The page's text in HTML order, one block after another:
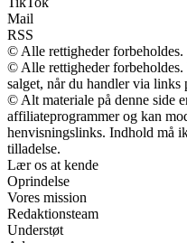
Mail
RSS
© Alle rettigheder forbeholdes.
© Alle rettigheder
salget, når du handler via links
© Alt materiale på denne side
affiliateprogrammer og kan
henvisningslinks. Indhold må
tilladelse.
Lær os at kende
Oprindelse
Vores mission
Redaktionsteam
Understøt